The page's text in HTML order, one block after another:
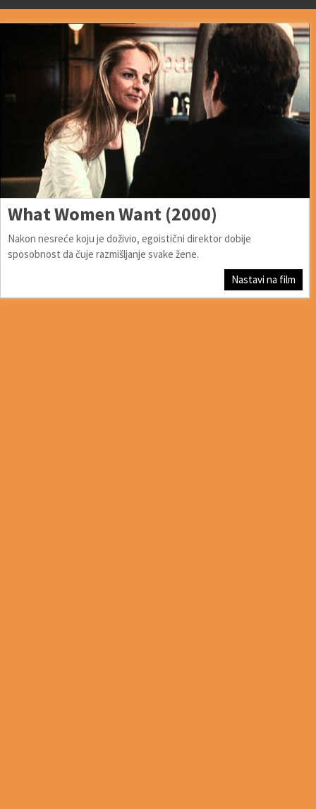
What Women Want (2000)
Nakon nesreće koju je doživio, egoistični direktor dobije
sposobnost da čuje razmišljanje svake žene.
Nastavi na film